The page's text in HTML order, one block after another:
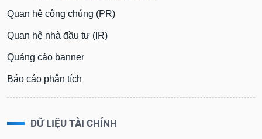
Quan hệ công chúng (PR)
Quan hệ nhà đầu tư (IR)
Quảng cáo banner
Báo cáo phân tích
DỮ LIỆU TÀI CHÍNH